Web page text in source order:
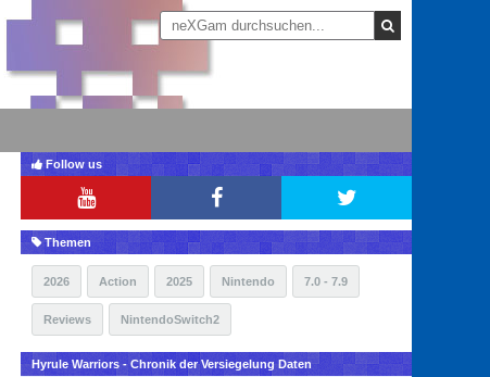
Follow us
Themen
2026 Action 2025 Nintendo 7.0 - 7.9
Reviews NintendoSwitch2
Hyrule Warriors - Chronik der Versiegelung Daten